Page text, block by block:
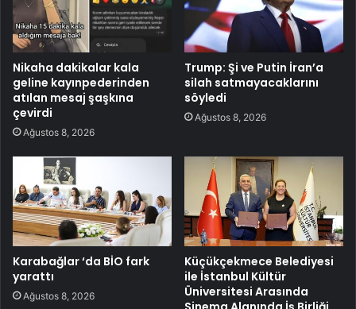
Nikaha dakikalar kala
geline kayınpederinden
atılan mesaj şaşkına
çevirdi
Ağustos 8, 2026
Trump: Şi ve Putin İran’a
silah satmayacaklarını
söyledi
Ağustos 8, 2026
Karabağlar ‘da BİO fark
yarattı
Ağustos 8, 2026
Küçükçekmece Belediyesi
ile İstanbul Kültür
Üniversitesi Arasında